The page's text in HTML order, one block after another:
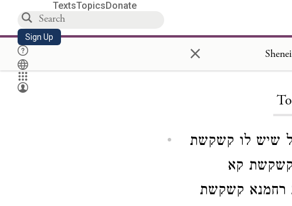
TextsTopicsDonate
Sign Up ×
שיש לו קשקשת
קא
רחמנא קשקשת